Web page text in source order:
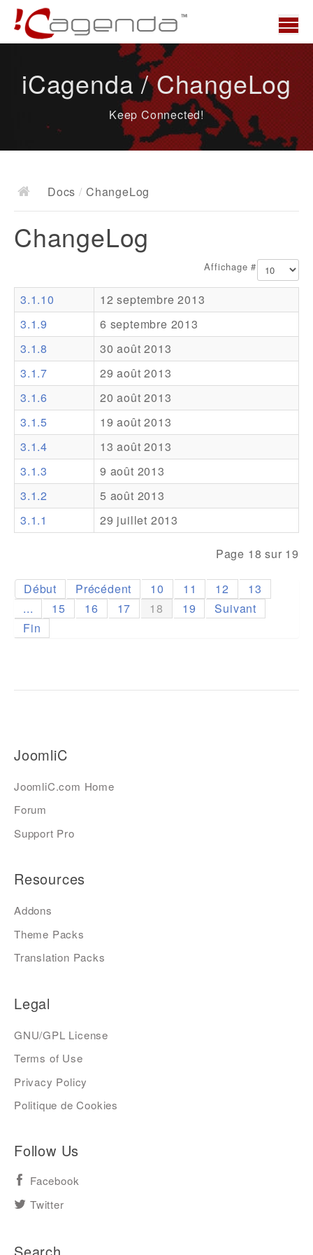
News
Docs
Documentation
Ressources
Addons
Theme Packs
Translation Packs
Support
Forum
Support Pro
iCagenda / ChangeLog
Keep Connected!
Docs / ChangeLog
ChangeLog
Affichage #
3.1.10
12 septembre 2013
3.1.9
6 septembre 2013
3.1.8
30 août 2013
3.1.7
29 août 2013
3.1.6
20 août 2013
3.1.5
19 août 2013
3.1.4
13 août 2013
3.1.3
9 août 2013
3.1.2
5 août 2013
3.1.1
29 juillet 2013
Page 18 sur 19
Début Précédent 10 11 12
13
...
15 16 17 18 19
Suivant
Fin
JoomliC
JoomliC.com Home
Forum
Support Pro
Resources
Addons
Theme Packs
Translation Packs
Legal
GNU/GPL License
Terms of Use
Privacy Policy
Politique de Cookies
Follow Us
Facebook
Twitter